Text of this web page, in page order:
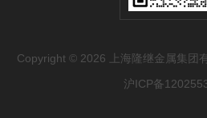
Copyright © 2026 上海隆继金属集团
沪ICP备